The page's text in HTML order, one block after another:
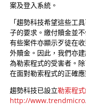
案及登入系統。
「趨勢科技希望這些工
子的要求。繳付贖金並
有些案件亦顯示歹徒在
外贖金。因此，我們亦
為勒索程式的受害者。
在面對勒索程式的正確應
趨勢科技已設立勒索程
http://